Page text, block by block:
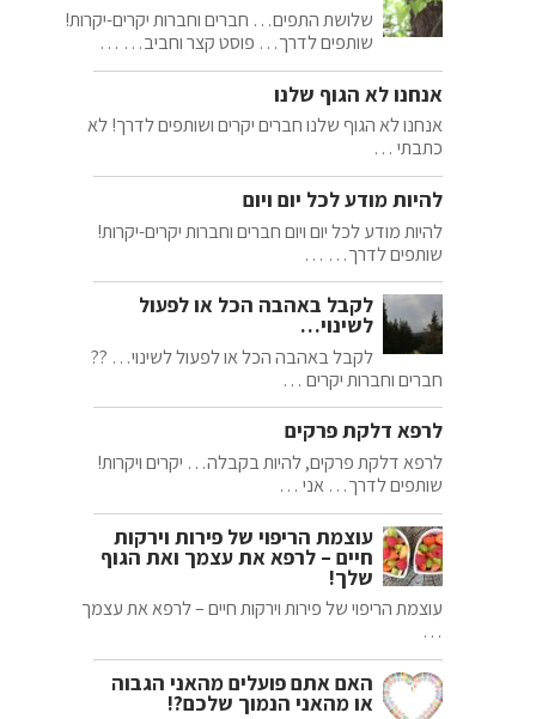
שלושת התפים… חברים וחברות יקרים-יקרות!
שותפים לדרך… פוסט קצר וחביב… …
אנחנו לא הגוף שלנו
אנחנו לא הגוף שלנו חברים יקרים ושותפים לדרך! לא
כתבתי …
להיות מודע לכל יום ויום
להיות מודע לכל יום ויום חברים וחברות יקרים-יקרות!
שותפים לדרך… …
לקבל באהבה הכל או לפעול
לשינוי…
לקבל באהבה הכל או לפעול לשינוי… ??
חברים וחברות יקרים …
לרפא דלקת פרקים
לרפא דלקת פרקים, להיות בקבלה… יקרים ויקרות!
שותפים לדרך… אני …
עוצמת הריפוי של פירות וירקות
חיים – לרפא את עצמך ואת הגוף
שלך!
עוצמת הריפוי של פירות וירקות חיים – לרפא את עצמך
…
האם אתם פועלים מהאני הגבוה
או מהאני הנמוך שלכם?!